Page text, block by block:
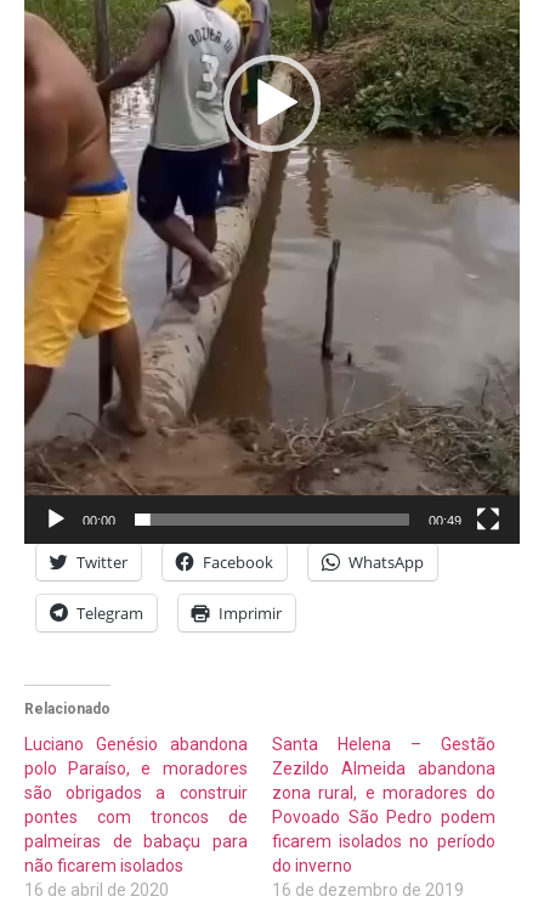
00:00 00:49
Twitter Facebook WhatsApp
Telegram Imprimir
Relacionado
Luciano Genésio abandona
polo Paraíso, e moradores
são obrigados a construir
pontes com troncos de
palmeiras de babaçu para
não ficarem isolados
16 de abril de 2020
Santa Helena – Gestão
Zezildo Almeida abandona
zona rural, e moradores do
Povoado São Pedro podem
ficarem isolados no período
do inverno
16 de dezembro de 2019